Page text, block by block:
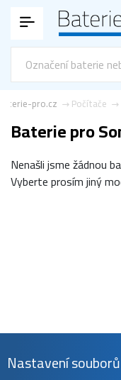
Počítače
pro.cz
Baterie pro
Nenašli jsme žádnou
Vyberte prosím jiný
Nastavení